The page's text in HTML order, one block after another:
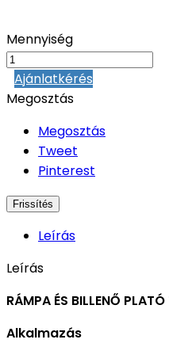
Mennyiség
Ajánlatkérés
Megosztás
Megosztás
Tweet
Pinterest
Leírás
Leírás
RÁMPA ÉS BILLENŐ
Alkalmazás